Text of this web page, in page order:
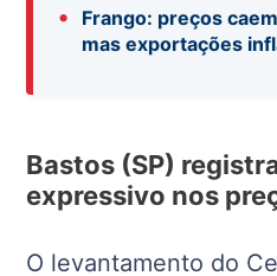
•
Frango: preços
mas exportações
Bastos (SP)
expressivo nos
O levantamento do